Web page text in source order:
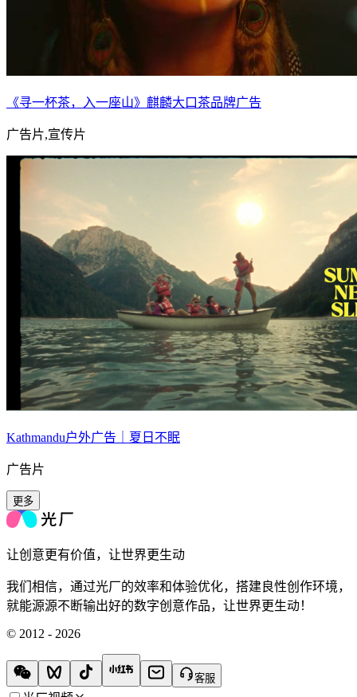
《寻一杯茶，入一座山》麒麟大口茶品牌广告
广告片,宣传片
Kathmandu户外广告｜夏日不眠
广告片
更多
让创意更有价值，让世界更生动
我们相信，通过光厂的效率和体验优化，搭建良性创作环境，
就能源源不断输出好的数字创意作品，让世界更生动！
© 2012 - 2026
客服